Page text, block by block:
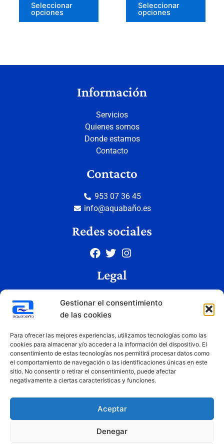
Gestionar el consentimiento
de las cookies
Para ofrecer las mejores experiencias, utilizamos tecnologías como las
cookies para almacenar y/o acceder a la información del dispositivo. El
consentimiento de estas tecnologías nos permitirá procesar datos como
el comportamiento de navegación o las identificaciones únicas en este
sitio. No consentir o retirar el consentimiento, puede afectar
negativamente a ciertas características y funciones.
Aceptar
Denegar
Seleccionar
opciones
Seleccionar
opciones
Información
Servicios
Quienes somos
Donde estamos
Contacto
Contacto
953 07 36 45
info@aquabaño.es
Redes sociales
Legal
Política de privacidad
Condiciones de uso
Copyright © 2026 Aquabaño | Todos los derechos reservados
Diseñado porInnovation Studio